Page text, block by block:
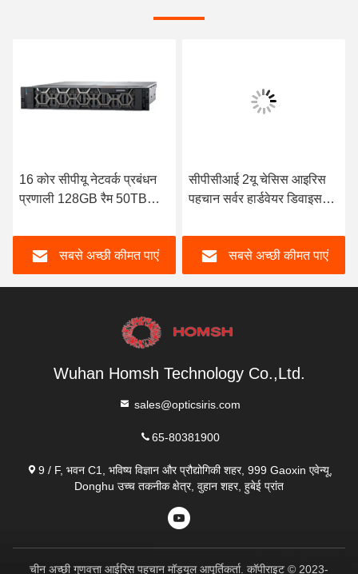
16 कोर सीपीयू नेटवर्क प्रबंधन
प्रणाली 128GB रैम 50TB
सबसे अच्छी कीमत पाएं
सीपीसीआई 2यू चेसिस आइरिस
पहचान सर्वर हार्डवेयर डिवाइस
सबसे अच्छी कीमत पाएं
Wuhan Homsh Technology Co.,Ltd.
sales@opticsiris.com
65-80381900
9 / F, भवन C1, भविष्य विज्ञान और प्रौद्योगिकी शहर, 999 Gaoxin एवेन्यू,
Donghu उच्च तकनीक क्षेत्र, वुहान शहर, हुबेई प्रांत
चीन अच्छी गुणवत्ता आईरिस पहचान मॉड्यूल आपूर्तिकर्ता. कॉपीराइट © 2023-